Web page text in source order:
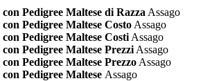
Pedigree Maltese di Razza Assago
Pedigree Maltese Costo Assago
Pedigree Maltese Costi Assago
Pedigree Maltese Prezzi Assago
Pedigree Maltese Prezzo Assago
Pedigree Maltese Assago